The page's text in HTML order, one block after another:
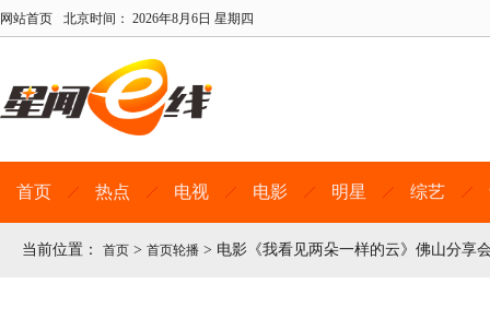
网站首页 北京时间： 2026年8月6日 星期四
首页 热点 电视 电影 明星 综艺
当前位置： 首页 > 首页轮播 > 电影《我看见两朵一样的云》佛山分享